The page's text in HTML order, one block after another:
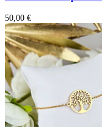
50,00 €